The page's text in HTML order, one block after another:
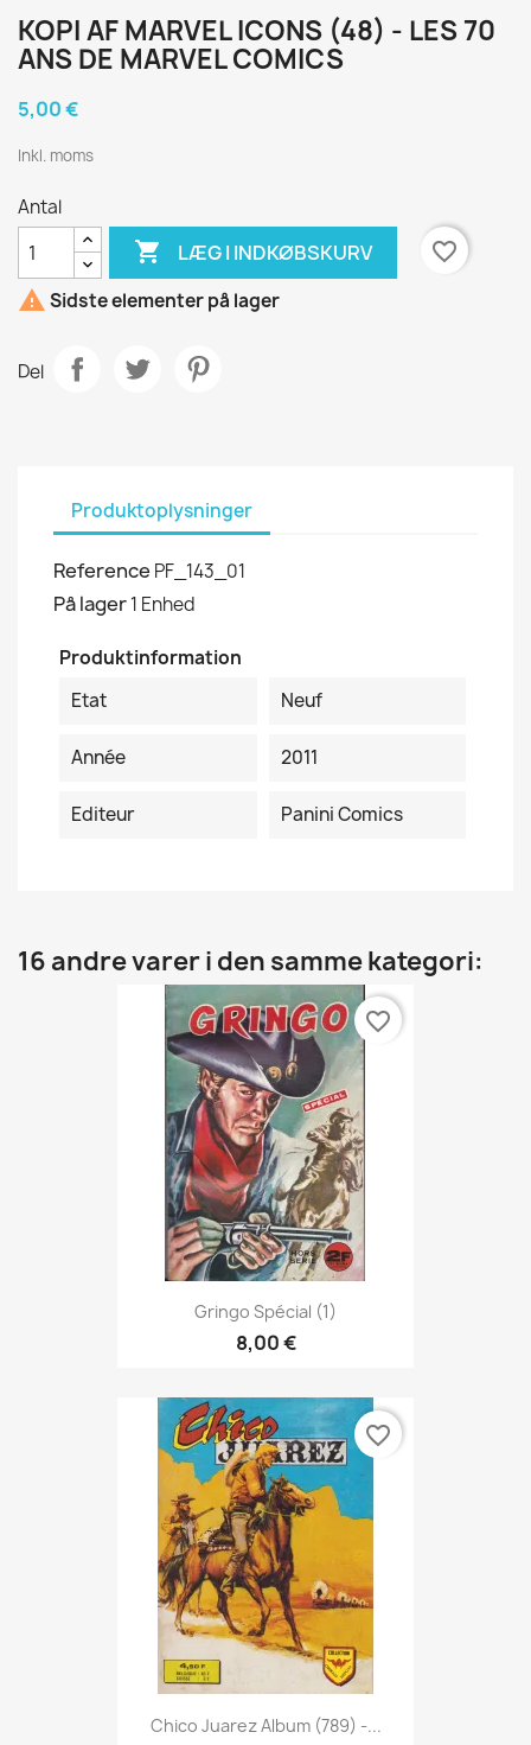
KOPI AF MARVEL ICONS (48) - LES 70
ANS DE MARVEL COMICS
5,00 €
Inkl. moms
Antal
 LÆG I INDKØBSKURV
favorite_border
 Sidste elementer på lager
Del
Produktoplysninger
Reference PF_143_01
På lager1 Enhed
Produktinformation
Etat
Neuf
Année 2011
Editeur Panini Comics
16 andre varer i den samme kategori:
Gringo Spécial (1)
8,00 €
favorite_border
Chico Juarez Album (789) -...
favorite_border